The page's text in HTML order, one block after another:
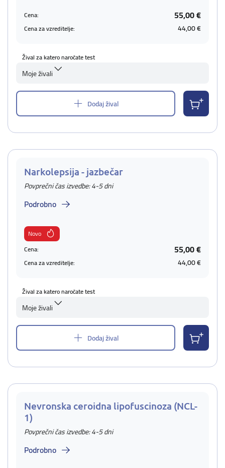
Cena: 55,00 €
Cena za vzreditelje: 44,00 €
Žival za katero naročate test
Moje živali
Dodaj žival
Narkolepsija - jazbečar
Povprečni čas izvedbe: 4-5 dni
Podrobno
Novo
Cena:
55,00 €
Cena za vzreditelje: 44,00 €
Žival za katero naročate test
Moje živali
Dodaj žival
Nevronska ceroidna lipofuscinoza (NCL-
1)
Povprečni čas izvedbe: 4-5 dni
Podrobno